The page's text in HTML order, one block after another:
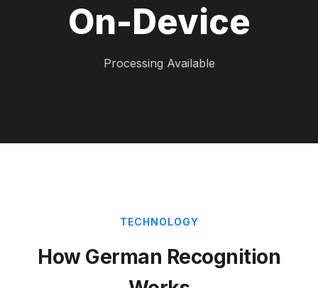
On-Device
Processing Available
TECHNOLOGY
How German Recognition